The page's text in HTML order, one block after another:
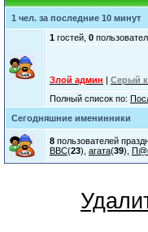
1 чел. за последние 10 минут
1гостей, 0
Злой админ | Серый
Полный список по:
Сегодняшние именинники
8пользователей
ВВС(23), агата(39),